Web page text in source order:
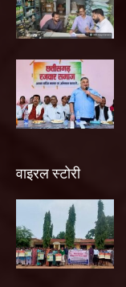
वाइरल स्टोरी